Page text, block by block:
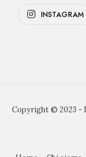
INSTAGRAM
Copyright © 2023